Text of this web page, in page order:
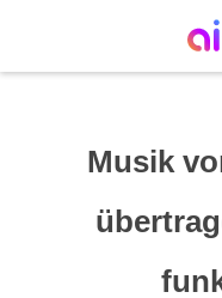
Musik